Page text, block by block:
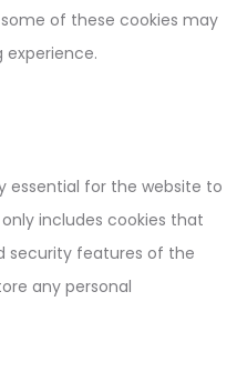
of these cookies may
essential for the website to
includes cookies that
security features of the
any personal